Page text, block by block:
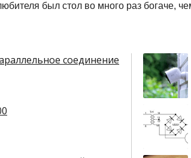
был стол во много раз богаче,
соединение